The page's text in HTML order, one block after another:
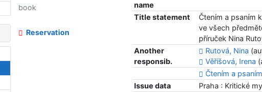
name
Title statement
Čtením a psaním
ve všech
příruček Nina
Another
responsib.
Rutová, Nina
Věříšová, Irena
Čtením a
Issue data
Praha : Kritické
book
Reservation